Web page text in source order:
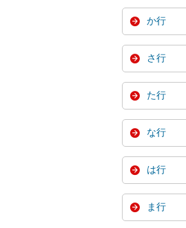
か行
さ行
た行
な行
は行
ま行